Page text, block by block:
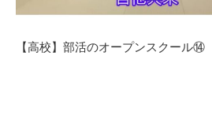
【高校】部活のオープンスクール⑭